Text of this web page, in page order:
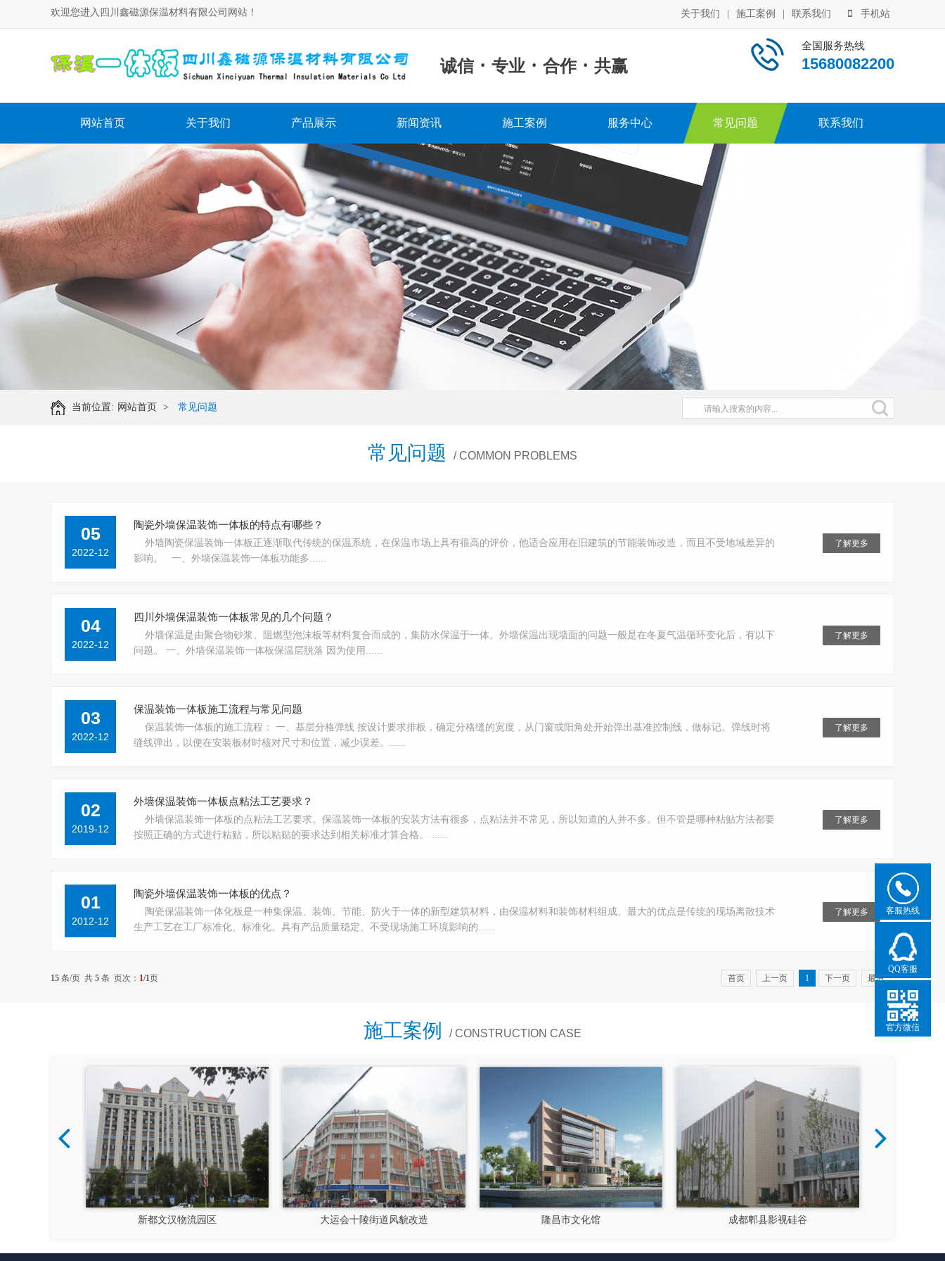
欢迎您进入四川鑫磁源保温材料有限公司网站！ 关于我们 施工案例 联系我们 手机站
诚信 · 专业 · 合作 · 共赢
全国服务热线
15680082200
网站首页 关于我们 产品展示 新闻资讯 施工案例 服务中心 常见问题 联系我们
当前位置: 网站首页 > 常见问题
常见问题 / COMMON PROBLEMS
05
2022-12
陶瓷外墙保温装饰一体板的特点有哪些？
外墙陶瓷保温装饰一体板正逐渐取代传统的保温系统，在保温市场上具有很高的评价，他适合应用在旧建筑的节能装饰改造，而且不受地域差异的
影响。 一、外墙保温装饰一体板功能多......
了解更多
04
2022-12
四川外墙保温装饰一体板常见的几个问题？
外墙保温是由聚合物砂浆、阻燃型泡沫板等材料复合而成的，集防水保温于一体。外墙保温出现墙面的问题一般是在冬夏气温循环变化后，有以下
问题。 一、外墙保温装饰一体板保温层脱落 因为使用......
了解更多
03
2022-12
保温装饰一体板施工流程与常见问题
保温装饰一体板的施工流程： 一、基层分格弹线 按设计要求排板，确定分格缝的宽度，从门窗或阳角处开始弹出基准控制线，做标记。弹线时将
缝线弹出，以便在安装板材时核对尺寸和位置，减少误差。......
了解更多
02
2019-12
外墙保温装饰一体板点粘法工艺要求？
外墙保温装饰一体板的点粘法工艺要求。保温装饰一体板的安装方法有很多，点粘法并不常见，所以知道的人并不多。但不管是哪种粘贴方法都要
按照正确的方式进行粘贴，所以粘贴的要求达到相关标准才算合格。 ......
了解更多
01
2012-12
陶瓷外墙保温装饰一体板的优点？
陶瓷保温装饰一体化板是一种集保温、装饰、节能、防火于一体的新型建筑材料，由保温材料和装饰材料组成。最大的优点是传统的现场离散技术
生产工艺在工厂标准化、标准化。具有产品质量稳定、不受现场施工环境影响的......
了解更多
15 条/页 共 5 条 页次： 1/1页 首页 上一页 1 下一页 最后
施工案例 / CONSTRUCTION CASE
新都文汉物流园区 大运会十陵街道风貌改造 隆昌市文化馆 成都郫县影视硅谷
客服热线
QQ客服
官方微信